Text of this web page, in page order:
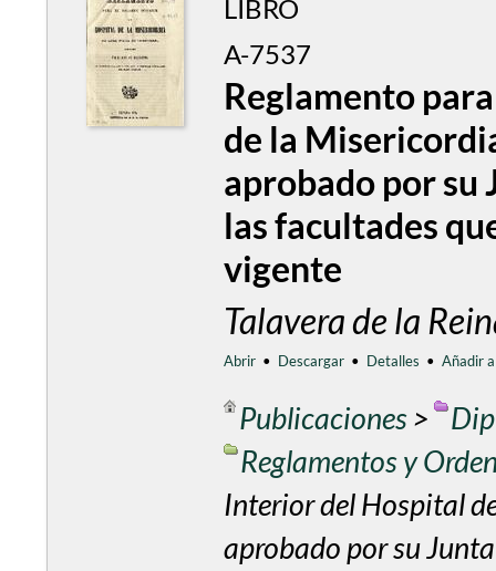
LIBRO
A-7537
Reglamento
de la
aprobado por su
las facultades
vigente
Talavera de la
Abrir • Descargar • Detalles • Añadir
Publicaciones>
Reglamentos y
Interior del Hospital
aprobado por su